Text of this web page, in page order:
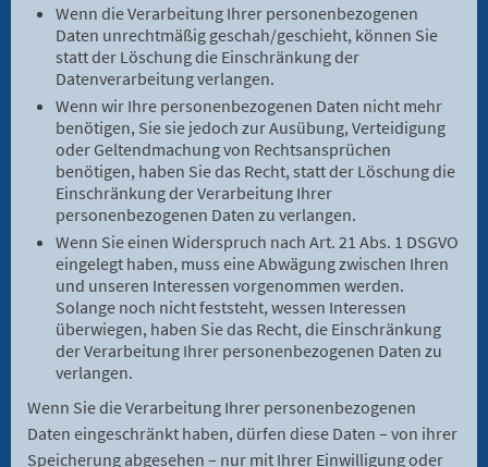
Wenn die Verarbeitung Ihrer personenbezogenen
Daten unrechtmäßig geschah/geschieht, können Sie
statt der Löschung die Einschränkung der
Datenverarbeitung verlangen.
Wenn wir Ihre personenbezogenen Daten nicht mehr
benötigen, Sie sie jedoch zur Ausübung, Verteidigung
oder Geltendmachung von Rechtsansprüchen
benötigen, haben Sie das Recht, statt der Löschung die
Einschränkung der Verarbeitung Ihrer
personenbezogenen Daten zu verlangen.
Wenn Sie einen Widerspruch nach Art. 21 Abs. 1 DSGVO
eingelegt haben, muss eine Abwägung zwischen Ihren
und unseren Interessen vorgenommen werden.
Solange noch nicht feststeht, wessen Interessen
überwiegen, haben Sie das Recht, die Einschränkung
der Verarbeitung Ihrer personenbezogenen Daten zu
verlangen.
Wenn Sie die Verarbeitung Ihrer personenbezogenen
Daten eingeschränkt haben, dürfen diese Daten – von ihrer
Speicherung abgesehen – nur mit Ihrer Einwilligung oder